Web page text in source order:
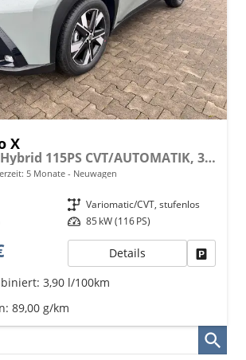
X
GR Sport 1.5 Hybrid 115PS CVT/AUTOMATIK, 3J Garantie, 18" Alufelgen, Smart Entry, Dach schwarz, Privacy-Glas, Sitzheizung, Parksensoren v/h, Rückfahrkamera, 2-Zonen-Klimaautomatik, Audiosystem 10,5" + Cloud-NAVI, Lederlenkrad, ACC, LED-Scheinwerfer, JBL-SOUND
5 Monate Neuwagen
Getriebe Variomatic/CVT, stufenlos
Leistung 85 kW (116 PS)
Details
3,90 l/100km
89,00 g/km